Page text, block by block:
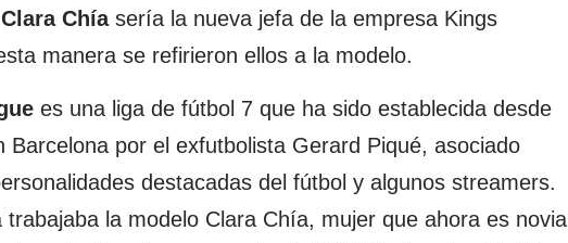
Clara Chíasería la nueva jefa de la empresa Kings
manera se refirieron ellos a la modelo.
es una liga de fútbol 7 que ha sido establecida desde
Barcelona por el exfutbolista Gerard Piqué, asociado
destacadas del fútbol y algunos streamers.
trabajaba la modelo Clara Chía, mujer que ahora es novia